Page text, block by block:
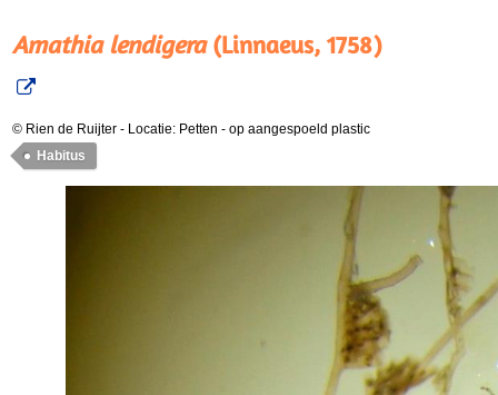
Amathia lendigera(Linnaeus, 1758)
© Rien de Ruijter - Locatie: Petten - op aangespoeld plastic
Habitus